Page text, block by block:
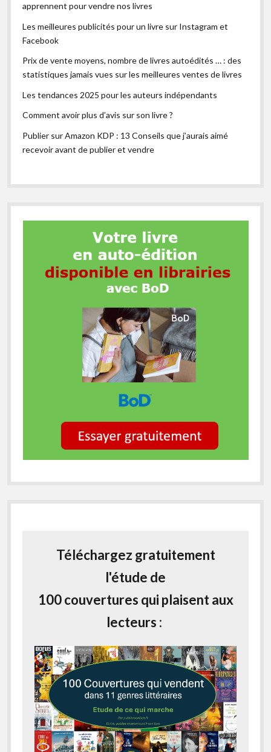
apprennent pour vendre nos livres
Les meilleures publicités pour un livre sur Instagram et
Facebook
Prix de vente moyens, nombre de livres autoédités … : des
statistiques jamais vues sur les meilleures ventes de livres
Les tendances 2025 pour les auteurs indépendants
Comment avoir plus d’avis sur son livre ?
Publier sur Amazon KDP : 13 Conseils que j’aurais aimé
recevoir avant de publier et vendre
Téléchargez gratuitement
l'étude de
100 couvertures qui plaisent aux
lecteurs :